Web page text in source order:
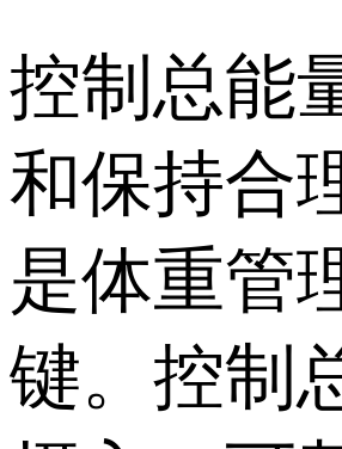
控制总能
和保持合
是体重管
键。控制